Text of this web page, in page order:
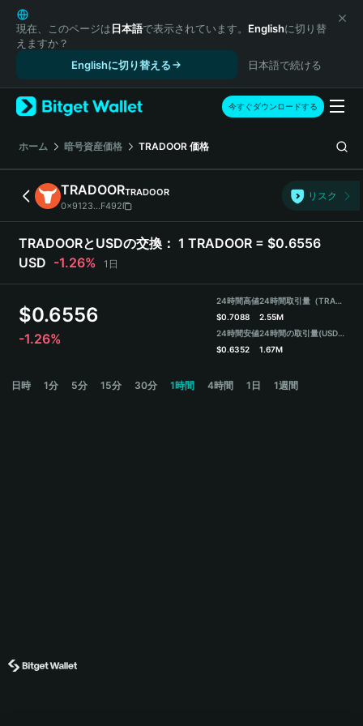
English
日本語
Tiếng Việt
Español (Latinoamérica)
Türkçe
Français
Deutsch
简体中文
繁體中文
Português (Portugal)
Bahasa Indonesia
ภาษาไทย
हिन्दी
Español
Português (Brasil)
現在、このページは日本語で表示されています。 Englishに切り替
えますか？
Englishに切り替える
日本語で続ける
今すぐダウンロードする
ホーム 暗号資産価格 TRADOOR 価格
TRADOORTRADOOR
0x9123...F492
リスク
TRADOORとUSDの交換： 1 TRADOOR = $0.6556
USD -1.26% 1日
$0.6556
-1.26%
24時間高値
$0.7088
24時間安値
$0.6352
24時間取引量（TRADOOR）
2.55M
24時間の取引量(USDT)
1.67M
日時 1分 5分 15分 30分 1時間 4時間 1日 1週間